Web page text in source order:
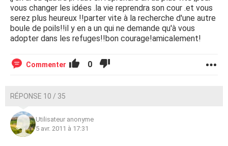
vous changer les idées .la vie reprendra son cour .et vous
serez plus heureux !!parter vite à la recherche d'une autre
boule de poils!!il y en a un qui ne demande qu'à vous
adopter dans les refuges!!bon courage!amicalement!
Commenter 0
RÉPONSE 10 / 35
Utilisateur anonyme
5 avr. 2011 à 17:31